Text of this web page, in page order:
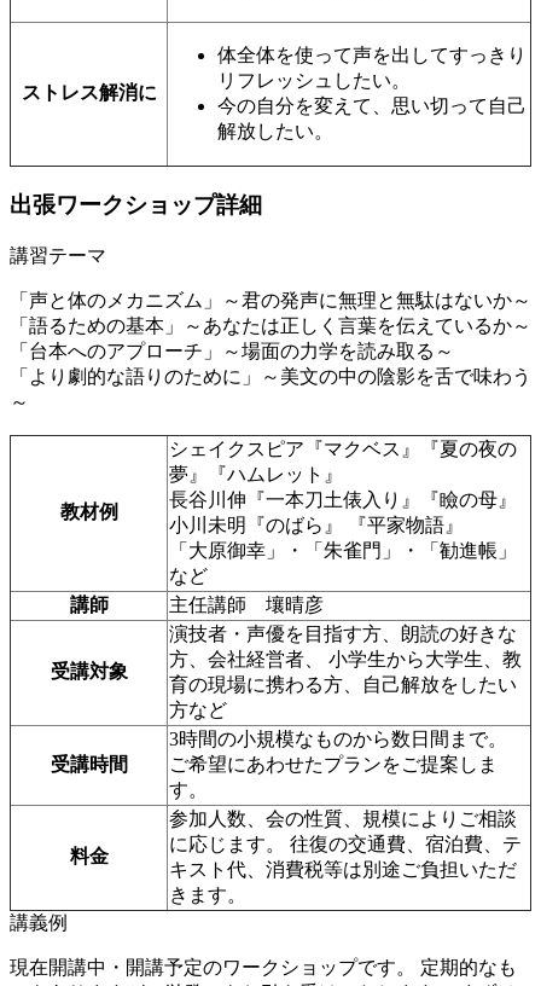
ストレス解消に
体全体を使って声を出してすっきり
リフレッシュしたい。
今の自分を変えて、思い切って自己
解放したい。
出張ワークショップ詳細
講習テーマ
「声と体のメカニズム」～君の発声に無理と無駄はないか～
「語るための基本」～あなたは正しく言葉を伝えているか～
「台本へのアプローチ」～場面の力学を読み取る～
「より劇的な語りのために」～美文の中の陰影を舌で味わう
～
教材例
シェイクスピア『マクベス』『夏の夜の
夢』『ハムレット』
長谷川伸『一本刀土俵入り』『瞼の母』
小川未明『のばら』 『平家物語』
「大原御幸」・「朱雀門」・「勧進帳」
など
講師
主任講師 壤晴彦
受講対象
演技者・声優を目指す方、朗読の好きな
方、会社経営者、 小学生から大学生、教
育の現場に携わる方、自己解放をしたい
方など
受講時間
3時間の小規模なものから数日間まで。
ご希望にあわせたプランをご提案しま
す。
料金
参加人数、会の性質、規模によりご相談
に応じます。 往復の交通費、宿泊費、テ
キスト代、消費税等は別途ご負担いただ
きます。
講義例
現在開講中・開講予定のワークショップです。 定期的なも